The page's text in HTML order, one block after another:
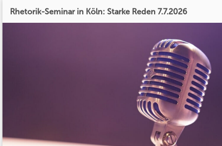
Rhetorik-Seminar in Köln: Starke Reden 7.7.2026